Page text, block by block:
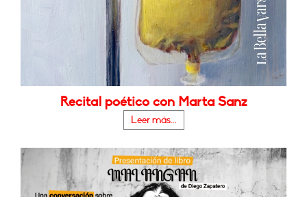
Recital poético con Marta Sanz
Leer más...